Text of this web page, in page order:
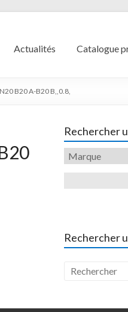
Actualités Catalogue
B20 A-B20 B,,0.8,
Rechercher
Rechercher